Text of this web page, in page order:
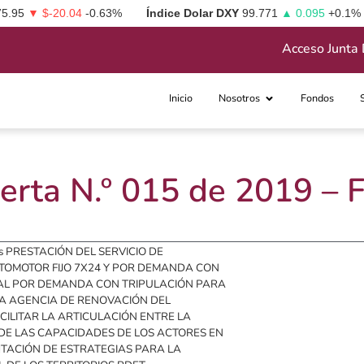
▼ $-20.04 -0.63% Índice Dolar DXY 99.771 ▲ 0.095 +0.1%
Acceso Junta
Inicio Nosotros Fondos
N.º 015 de 2019 –
PRESTACIÓN DEL SERVICIO DE
FIJO 7X24 Y POR DEMANDA CON
POR DEMANDA CON TRIPULACIÓN PARA
AGENCIA DE RENOVACIÓN DEL
LA ARTICULACIÓN ENTRE LA
LAS CAPACIDADES DE LOS ACTORES EN
DE ESTRATEGIAS PARA LA